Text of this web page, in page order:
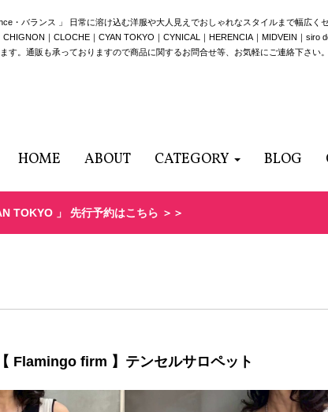
・バランス 」 日常に溶け込む洋服や大人見えでおしゃれなスタイルまで幅広く
｜CLOCHE｜CYAN TOKYO｜CYNICAL｜HERENCIA｜MIDVEIN｜siro
。通販も承っておりますので商品に関するお問合せ等、お気軽にご連絡下さい。
HOME ABOUT CATEGORY BLOG
TOKYO 」 先行予約はこちら ＞＞
【 Flamingo firm 】テンセルサロペット